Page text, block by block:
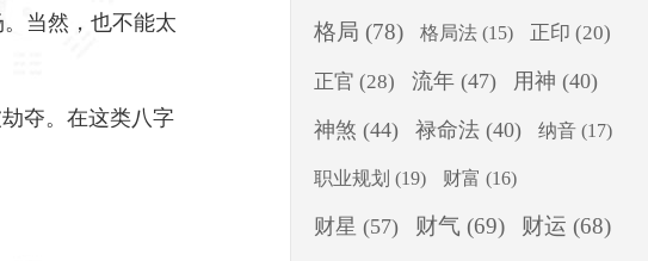
当然，也不能太
夺。在这类八字
格局 (78) 格局法 (15) 正印 (20)
正官 (28) 流年 (47) 用神 (40)
神煞 (44) 禄命法 (40) 纳音 (17)
职业规划 (19) 财富 (16)
财星 (57) 财气 (69) 财运 (68)